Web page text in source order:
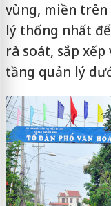
vùng, miền trên
lý thống nhất
rà soát, sắp
tầng quản lý